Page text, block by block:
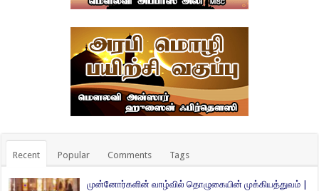
Recent Popular Comments Tags
முன்னோர்களின் வாழ்வில் தொழுகையின் முக்கியத்துவம் |